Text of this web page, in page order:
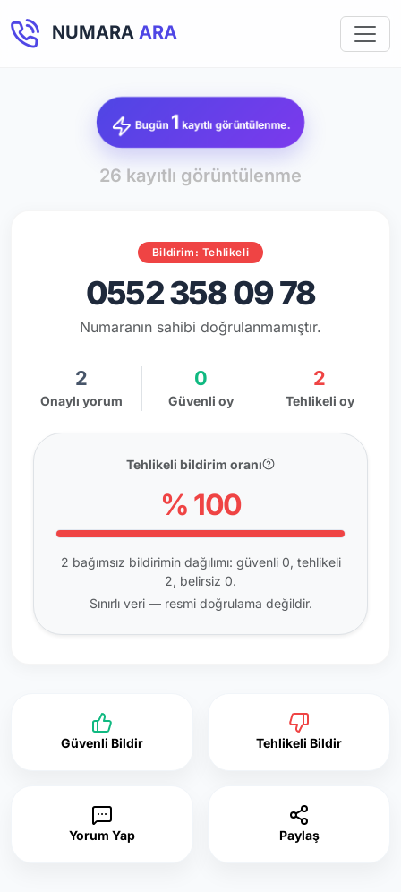
NUMARA ARA
Bugün 1 kayıtlı görüntülenme.
26 kayıtlı görüntülenme
Bildirim: Tehlikeli
0552 358 09 78
Numaranın sahibi doğrulanmamıştır.
2
Onaylı yorum
0
Güvenli oy
2
Tehlikeli oy
Tehlikeli bildirim oranı
% 100
2 bağımsız bildirimin dağılımı: güvenli 0, tehlikeli
2, belirsiz 0.
Sınırlı veri — resmi doğrulama değildir.
Güvenli Bildir Tehlikeli Bildir
Yorum Yap Paylaş